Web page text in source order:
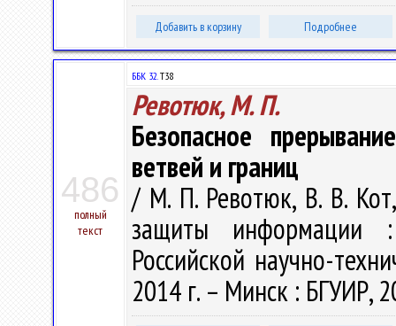
Добавить в корзину Подробнее
486
полный
текст
ББК 32.Т38
Ревотюк, М. П.
Безопасное
ветвей и границ
/ М. П. Ревотюк, В. В.
защиты информации
Российской научно-
2014 г. – Минск : БГУИР,